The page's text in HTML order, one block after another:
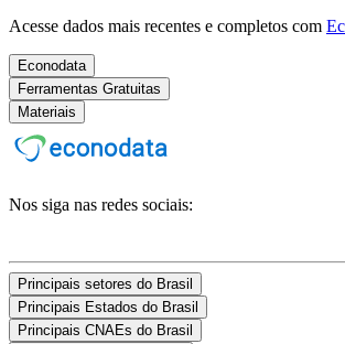
Acesse dados mais recentes e completos com
Econodata
Ferramentas Gratuitas
Materiais
Nos siga nas redes sociais:
Principais setores do Brasil
Principais Estados do Brasil
Principais CNAEs do Brasil